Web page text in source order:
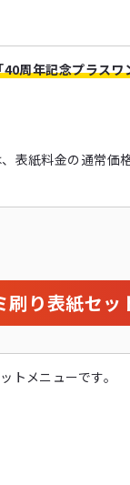
周年記念プラス
表紙料金の通常価
り表紙セッ
トメニューです。